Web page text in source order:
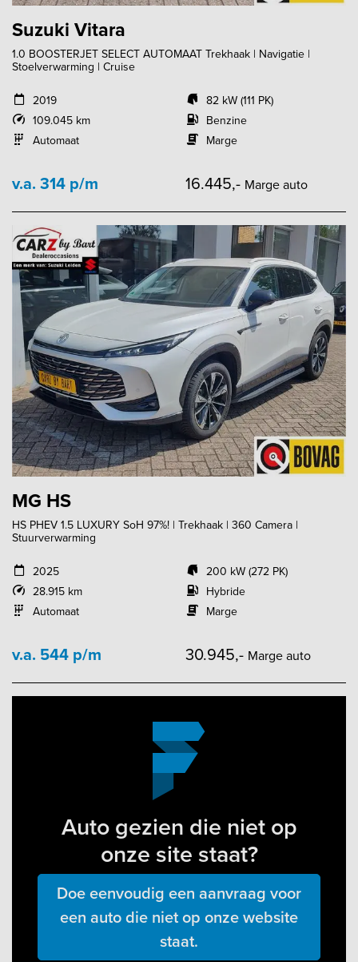
Suzuki Vitara
1.0 BOOSTERJET SELECT AUTOMAAT Trekhaak | Navigatie |
Stoelverwarming | Cruise
2019
109.045 km
Automaat
82 kW (111 PK)
Benzine
Marge
v.a. 314 p/m 16.445,- Marge auto
MG HS
HS PHEV 1.5 LUXURY SoH 97%! | Trekhaak | 360 Camera |
Stuurverwarming
2025
28.915 km
Automaat
200 kW (272 PK)
Hybride
Marge
v.a. 544 p/m 30.945,- Marge auto
Auto gezien die niet op
onze site staat?
Doe eenvoudig een aanvraag voor
een auto die niet op onze website
staat.